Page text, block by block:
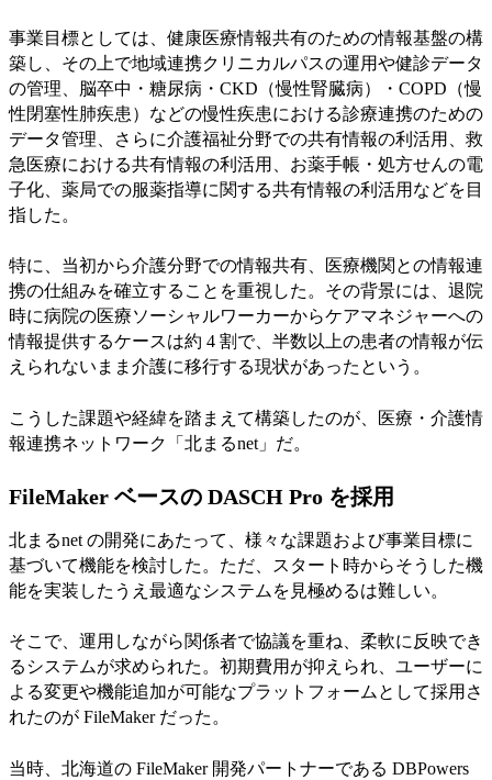
事業目標としては、健康医療情報共有のための情報基盤の構
築し、その上で地域連携クリニカルパスの運用や健診データ
の管理、脳卒中・糖尿病・CKD（慢性腎臓病）・COPD（慢
性閉塞性肺疾患）などの慢性疾患における診療連携のための
データ管理、さらに介護福祉分野での共有情報の利活用、救
急医療における共有情報の利活用、お薬手帳・処方せんの電
子化、薬局での服薬指導に関する共有情報の利活用などを目
指した。
特に、当初から介護分野での情報共有、医療機関との情報連
携の仕組みを確立することを重視した。その背景には、退院
時に病院の医療ソーシャルワーカーからケアマネジャーへの
情報提供するケースは約 4 割で、半数以上の患者の情報が伝
えられないまま介護に移行する現状があったという。
こうした課題や経緯を踏まえて構築したのが、医療・介護情
報連携ネットワーク「北まるnet」だ。
FileMaker ベースの DASCH Pro を採用
北まるnet の開発にあたって、様々な課題および事業目標に
基づいて機能を検討した。ただ、スタート時からそうした機
能を実装したうえ最適なシステムを見極めるは難しい。
そこで、運用しながら関係者で協議を重ね、柔軟に反映でき
るシステムが求められた。初期費用が抑えられ、ユーザーに
よる変更や機能追加が可能なプラットフォームとして採用さ
れたのが FileMaker だった。
当時、北海道の FileMaker 開発パートナーである DBPowers